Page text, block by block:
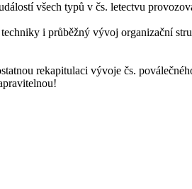
všech typů v čs. letectvu
i průběžný vývoj organizační
rekapitulaci vývoje čs.